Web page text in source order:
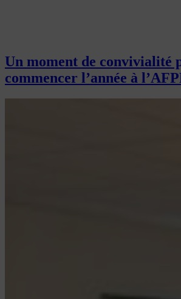
Un moment de convivialité
commencer l’année à